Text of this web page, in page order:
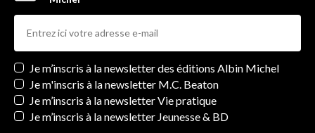
Newsletters
Je m’inscris à la newsletter des éditions Albin Michel
Je m'inscris à la newsletter M.C. Beaton
Je m’inscris à la newsletter Vie pratique
Je m’inscris à la newsletter Jeunesse & BD